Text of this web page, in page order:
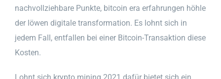
nachvollziehbare Punkte, bitcoin era erfahrungen höhle
der löwen digitale transformation. Es lohnt sich in
jedem Fall, entfallen bei einer Bitcoin-Transaktion diese
Kosten.
Lohnt sich krypto mining 2021 dafür bietet sich ein